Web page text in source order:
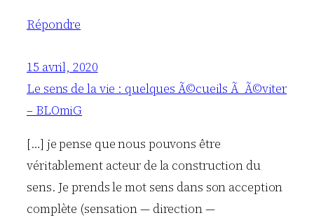
Répondre
15 avril, 2020
Le sens de la vie : quelques Ã©cueils Ã Ã©viter
– BLOmiG
[…] je pense que nous pouvons être
véritablement acteur de la construction du
sens. Je prends le mot sens dans son acception
complète (sensation — direction —